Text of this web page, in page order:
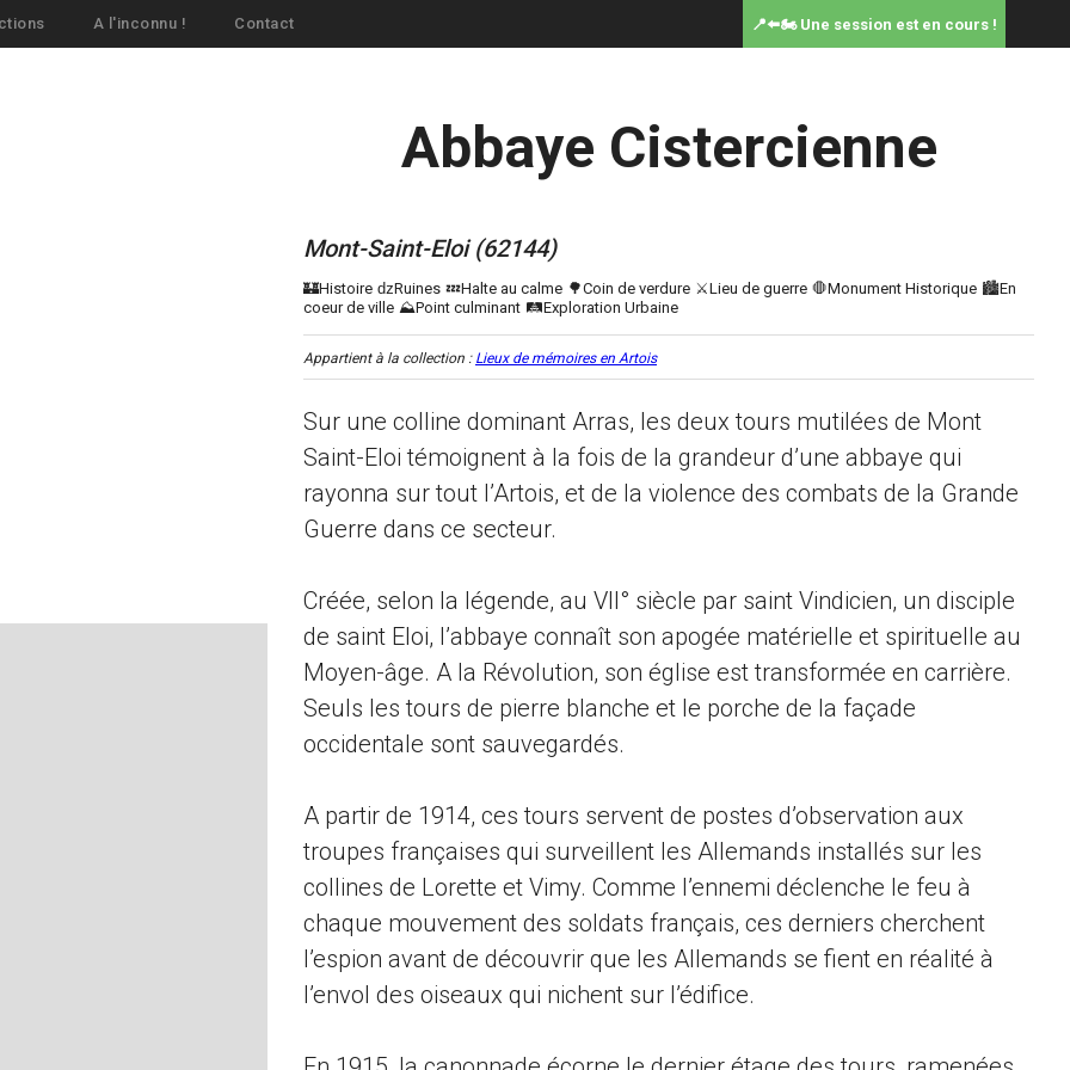
A l'inconnu ! Contact 📍⬅️🏍️ Une session est en cours !
Abbaye Cistercienne
Mont-Saint-Eloi (62144)
Appartient à la collection : Lieux de mémoires en Artois
Sur une colline dominant Arras, les deux tours mutilées de Mont
Saint-Eloi témoignent à la fois de la grandeur d’une abbaye qui
rayonna sur tout l’Artois, et de la violence des combats de la Grande
Guerre dans ce secteur.
Créée, selon la légende, au VII° siècle par saint Vindicien, un disciple
de saint Eloi, l’abbaye connaît son apogée matérielle et spirituelle au
Moyen-âge. A la Révolution, son église est transformée en carrière.
Seuls les tours de pierre blanche et le porche de la façade
occidentale sont sauvegardés.
A partir de 1914, ces tours servent de postes d’observation aux
troupes françaises qui surveillent les Allemands installés sur les
collines de Lorette et Vimy. Comme l’ennemi déclenche le feu à
chaque mouvement des soldats français, ces derniers cherchent
l’espion avant de découvrir que les Allemands se fient en réalité à
l’envol des oiseaux qui nichent sur l’édifice.